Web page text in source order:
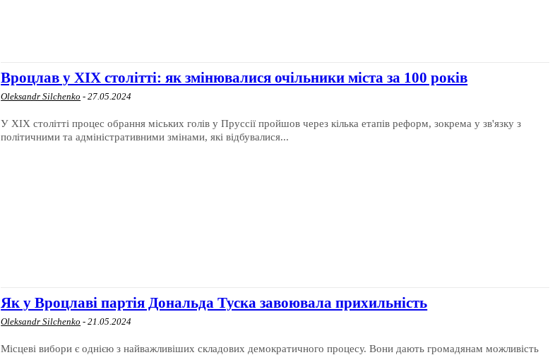
Вроцлав у ХІХ столітті: як змінювалися очільники міста за 100 років
Oleksandr Silchenko - 27.05.2024
У XIX столітті процес обрання міських голів у Пруссії пройшов через кілька етапів реформ, зокрема у зв'язку з
політичними та адміністративними змінами, які відбувалися...
Як у Вроцлаві партія Дональда Туска завоювала прихильність
Oleksandr Silchenko - 21.05.2024
Місцеві вибори є однією з найважливіших складових демократичного процесу. Вони дають громадянам можливість